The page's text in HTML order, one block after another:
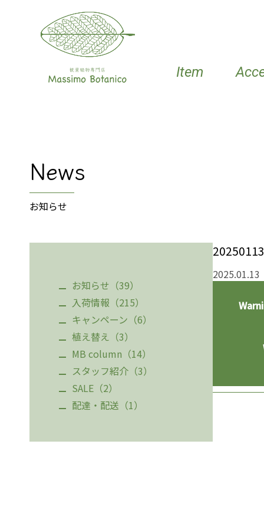
Item
News
お知らせ
お知らせ（39）
入荷情報（215）
キャンペーン（6）
植え替え（3）
MB column（14）
スタッフ紹介（3）
SALE（2）
配達・配送（1）
2025.01.13